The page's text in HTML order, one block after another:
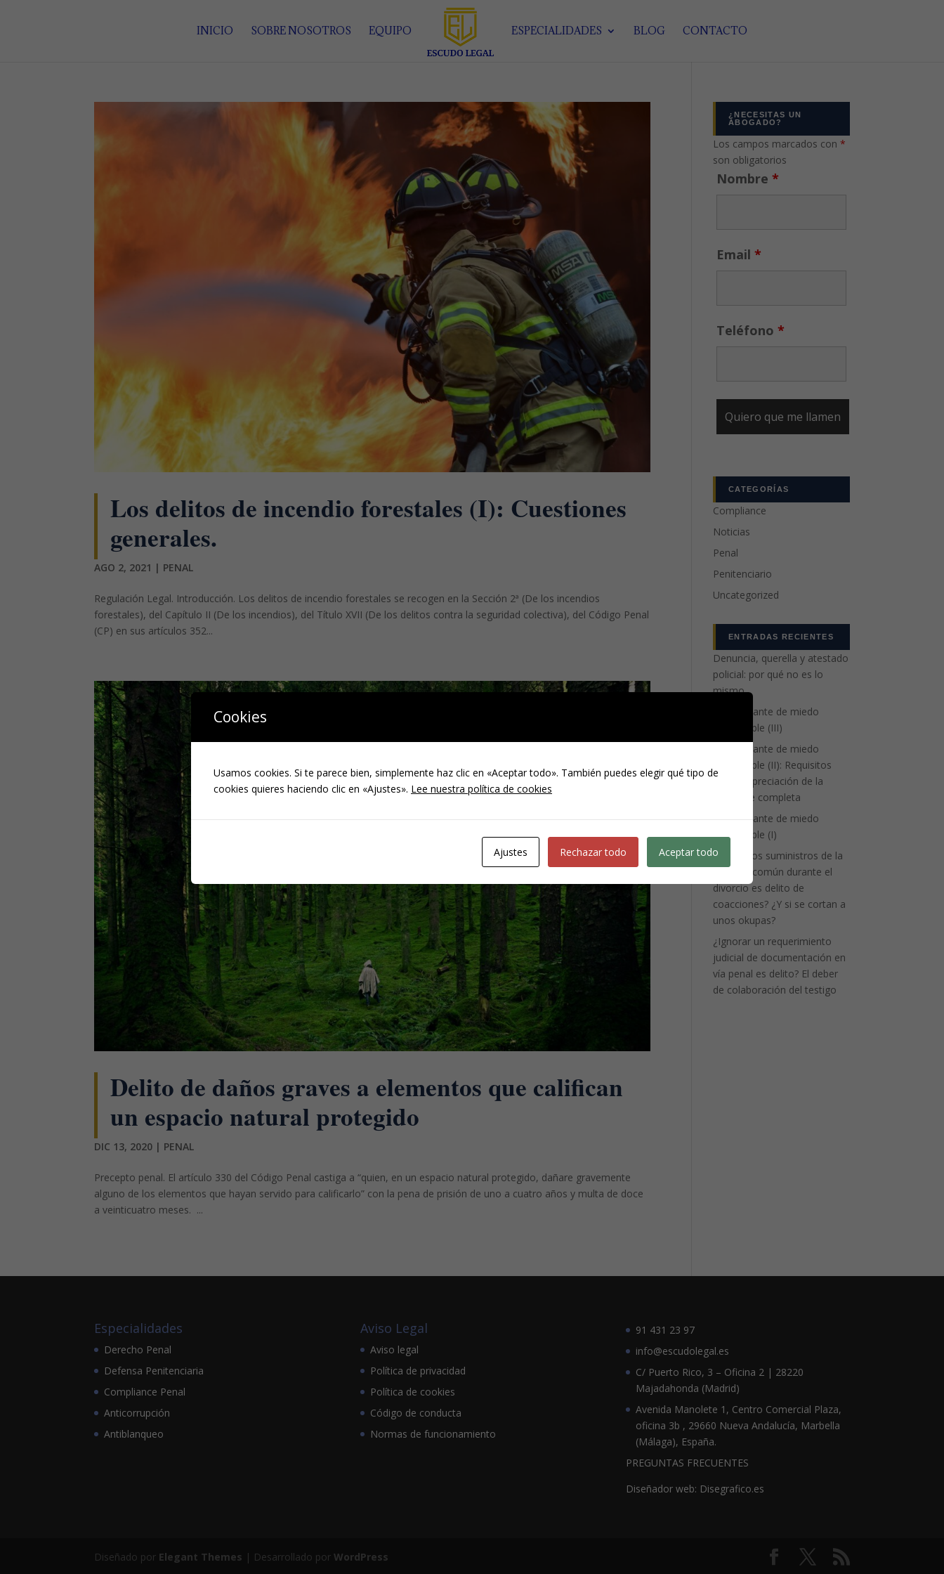
INICIO SOBRE NOSOTROS EQUIPO ESPECIALIDADES BLOG CONTACTO
Los delitos de incendio forestales (I): Cuestiones
generales.
AGO 2, 2021 | PENAL
Regulación Legal. Introducción. Los delitos de incendio forestales se recogen en la Sección 2ª (De los incendios
forestales), del Capítulo II (De los incendios), del Título XVII (De los delitos contra la seguridad colectiva), del Código Penal
(CP) en sus artículos 352...
Delito de daños graves a elementos que califican
un espacio natural protegido
DIC 13, 2020 | PENAL
Precepto penal. El artículo 330 del Código Penal castiga a “quien, en un espacio natural protegido, dañare gravemente
alguno de los elementos que hayan servido para calificarlo” con la pena de prisión de uno a cuatro años y multa de doce
a veinticuatro meses. ...
¿NECESITAS UN
ABOGADO?
Los campos marcados con*
son obligatorios
Nombre*
Email*
Teléfono*
CATEGORÍAS
Compliance
Noticias
Penal
Penitenciario
Uncategorized
ENTRADAS RECIENTES
Denuncia, querella y atestado
policial: por qué no es lo
mismo
La atenuante de miedo
insuperable (III)
La atenuante de miedo
insuperable (II): Requisitos
para la apreciación de la
eximente completa
La atenuante de miedo
insuperable (I)
¿Cortar los suministros de la
vivienda común durante el
divorcio es delito de
coacciones? ¿Y si se cortan a
unos okupas?
¿Ignorar un requerimiento
judicial de documentación en
vía penal es delito? El deber
de colaboración del testigo
Especialidades
Derecho Penal
Defensa Penitenciaria
Compliance Penal
Anticorrupción
Antiblanqueo
Aviso Legal
Aviso legal
Política de privacidad
Política de cookies
Código de conducta
Normas de funcionamiento
91 431 23 97
info@escudolegal.es
C/ Puerto Rico, 3 – Oficina 2 | 28220
Majadahonda (Madrid)
Avenida Manolete 1, Centro Comercial Plaza,
oficina 3b , 29660 Nueva Andalucía, Marbella
(Málaga), España.
PREGUNTAS FRECUENTES
Diseñador web: Disegrafico.es
Diseñado por Elegant Themes | Desarrollado porWordPress
Cookies
Usamos cookies. Si te parece bien, simplemente haz clic en «Aceptar todo». También puedes elegir qué tipo de
cookies quieres haciendo clic en «Ajustes». Lee nuestra política de cookies
Ajustes Rechazar todo Aceptar todo